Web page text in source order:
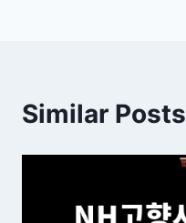
Similar Posts